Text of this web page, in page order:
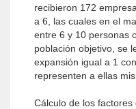
recibieron 172
a 6, las cuales en el
entre 6 y 10 personas
población objetivo, se
expansión igual a 1
representen a ellas
Cálculo de los factores